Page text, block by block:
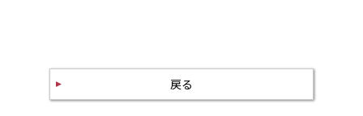
戻る